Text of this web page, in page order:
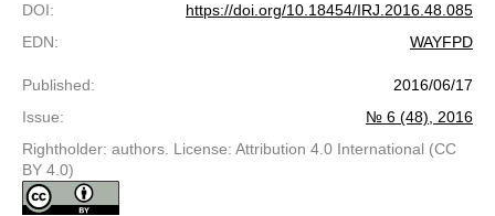
DOI:
https://doi.org/10.18454/IRJ.2016.48.085
EDN: WAYFPD
Published:
2016/06/17
Issue:
№ 6 (48), 2016
Rightholder: authors. License: Attribution 4.0 International (CC
BY 4.0)